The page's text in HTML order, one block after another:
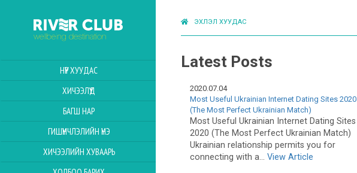
НҮҮР ХУУДАС
ХИЧЭЭЛҮҮД
БАГШ НАР
ГИШҮҮНЧЛЭЛИЙН ҮНЭ
ХИЧЭЭЛИЙН ХУВААРЬ
ЭХЛЭЛ ХУУДАС
Latest Posts
2020.07.04
Most Useful Ukrainian Internet Dating Sites 2020
(The Most Perfect Ukrainian Match)
Most Useful Ukrainian Internet Dating Sites
2020 (The Most Perfect Ukrainian Match)
Ukrainian relationship permits you for
connecting with a... View Article